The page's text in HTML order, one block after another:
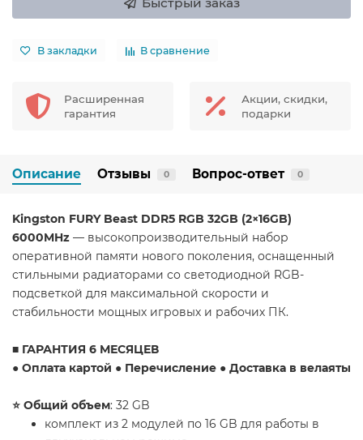
Быстрый заказ
В закладки В сравнение
Расширенная
гарантия
Акции, скидки,
подарки
Описание Отзывы 0 Вопрос-ответ 0
Kingston FURY Beast DDR5 RGB 32GB (2×16GB)
6000MHz — высокопроизводительный набор
оперативной памяти нового поколения, оснащенный
стильными радиаторами со светодиодной RGB-
подсветкой для максимальной скорости и
стабильности мощных игровых и рабочих ПК.
​■ ГАРАНТИЯ 6 МЕСЯЦЕВ
● Оплата картой ● Перечисление ● Доставка в велаяты
​⭐️ Общий объем: 32 GB
комплект из 2 модулей по 16 GB для работы в